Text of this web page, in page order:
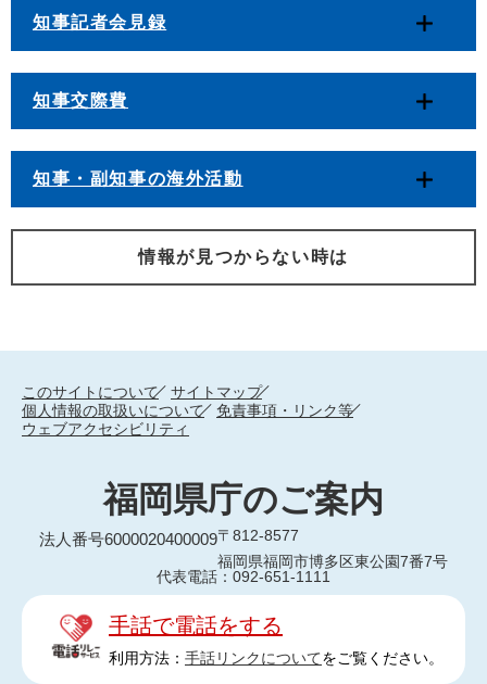
知事記者会見録
知事交際費
知事・副知事の海外活動
情報が見つからない時は
このサイトについて
サイトマップ
個人情報の取扱いについて
免責事項・リンク等
ウェブアクセシビリティ
福岡県庁のご案内
法人番号6000020400009〒812-8577
福岡県福岡市博多区東公園7番7号
代表電話：092-651-1111
手話で電話をする
利用方法： 手話リンクについてをご覧ください。